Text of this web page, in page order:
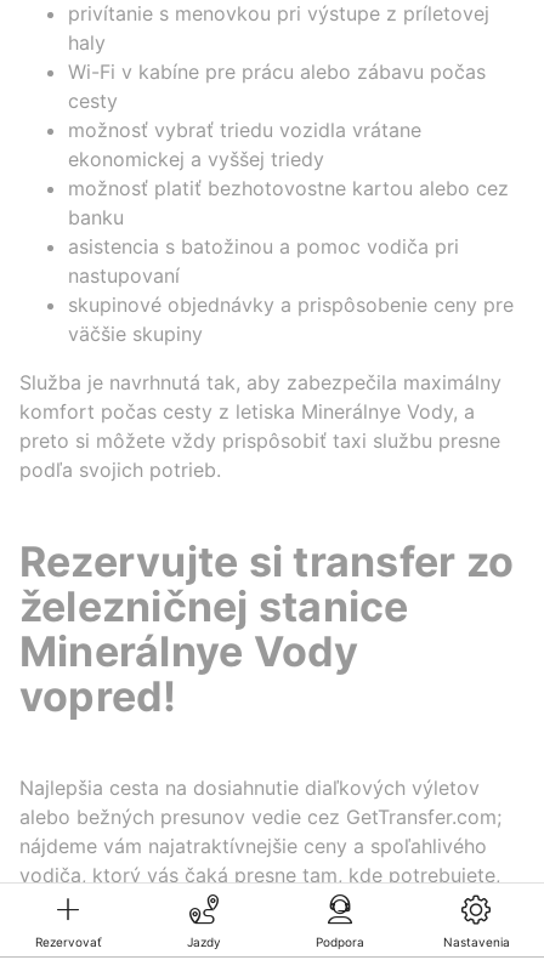
Rezervovať Jazdy Podpora Nastavenia
privítanie s menovkou pri výstupe z príletovej
haly
Wi-Fi v kabíne pre prácu alebo zábavu počas
cesty
možnosť vybrať triedu vozidla vrátane
ekonomickej a vyššej triedy
možnosť platiť bezhotovostne kartou alebo cez
banku
asistencia s batožinou a pomoc vodiča pri
nastupovaní
skupinové objednávky a prispôsobenie ceny pre
väčšie skupiny
Služba je navrhnutá tak, aby zabezpečila maximálny
komfort počas cesty z letiska Minerálnye Vody, a
preto si môžete vždy prispôsobiť taxi službu presne
podľa svojich potrieb.
Rezervujte si transfer zo
železničnej stanice
Minerálnye Vody
vopred!
Najlepšia cesta na dosiahnutie diaľkových výletov
alebo bežných presunov vedie cez GetTransfer.com;
nájdeme vám najatraktívnejšie ceny a spoľahlivého
vodiča, ktorý vás čaká presne tam, kde potrebujete,
takže cesta bude hladká a bezstarostná.